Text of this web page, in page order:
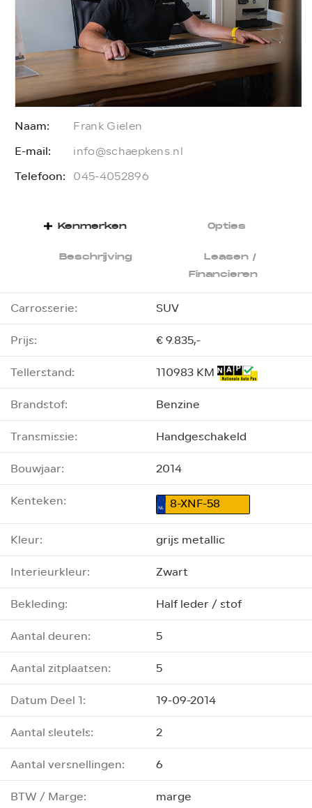
Naam: Frank Gielen
E-mail: info@schaepkens.nl
Telefoon: 045-4052896
Kenmerken Opties
Beschrijving
Leasen /
Financieren
Carrosserie:
SUV
Prijs:
€ 9.835,-
Tellerstand:
110983 KM
Brandstof:
Benzine
Transmissie:
Handgeschakeld
Bouwjaar:
2014
Kenteken:
8-XNF-58
Kleur:
grijs metallic
Interieurkleur:
Zwart
Bekleding:
Half leder / stof
Aantal deuren:
5
Aantal zitplaatsen:
5
Datum Deel 1:
19-09-2014
Aantal sleutels:
2
Aantal versnellingen:
6
BTW / Marge:
marge